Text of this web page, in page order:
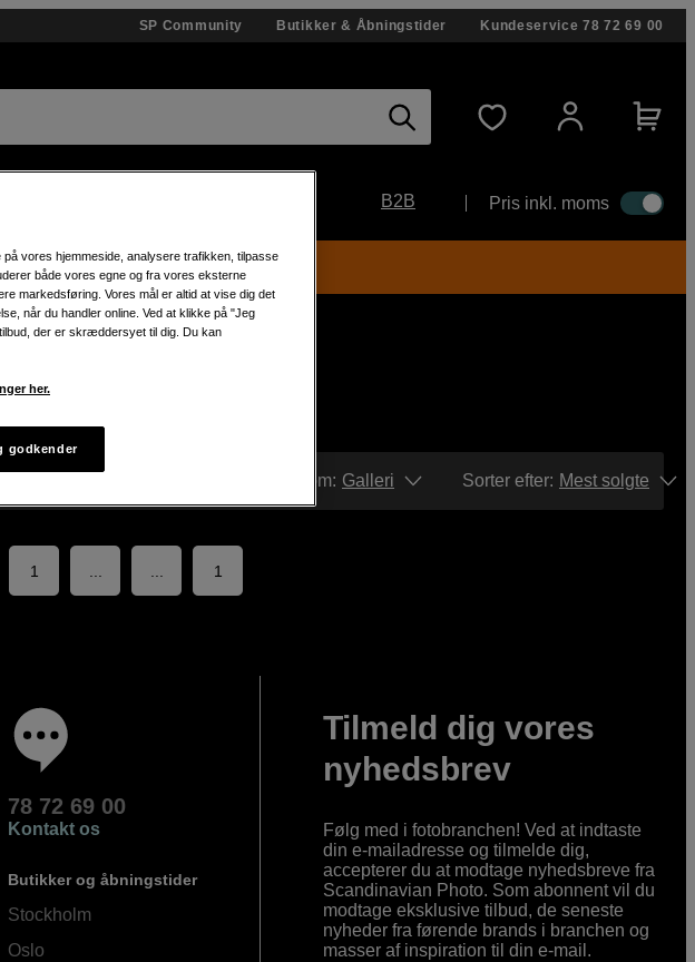
SP Community Butikker & Åbningstider Kundeservice 78 72 69 00
B2B Pris inkl. moms
Vis som: Galleri Sorter efter: Mest solgte
1 1
78 72 69 00
Kontakt os
Butikker og åbningstider
Stockholm
Oslo
Tilmeld dig vores
nyhedsbrev
Følg med i fotobranchen! Ved at indtaste
din e-mailadresse og tilmelde dig,
accepterer du at modtage nyhedsbreve fra
Scandinavian Photo. Som abonnent vil du
modtage eksklusive tilbud, de seneste
nyheder fra førende brands i branchen og
masser af inspiration til din e-mail.
– t.o.m. 7.8!
vores hjemmeside, analysere trafikken, tilpasse
både vores egne og fra vores eksterne
markedsføring. Vores mål er altid at vise dig det
når du handler online. Ved at klikke på "Jeg
der er skræddersyet til dig. Du kan
her.
godkender